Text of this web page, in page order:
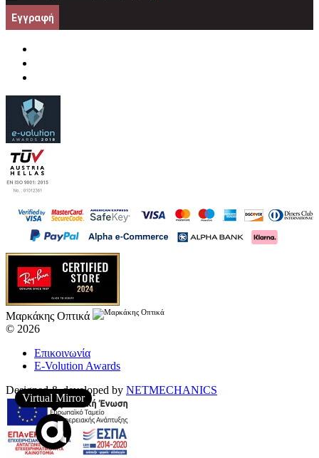
Εγγραφή
Μαρκάκης Οπτικά
© 2026
Επικοινωνία
E-Volution Awards
Designed & developed by NETMECHANICS
Virtual Mirror